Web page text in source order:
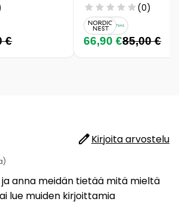
€
(0)
66,90 €85,00 €
Kirjoita arvostelu
anna meidän tietää mitä mieltä
lue muiden kirjoittamia